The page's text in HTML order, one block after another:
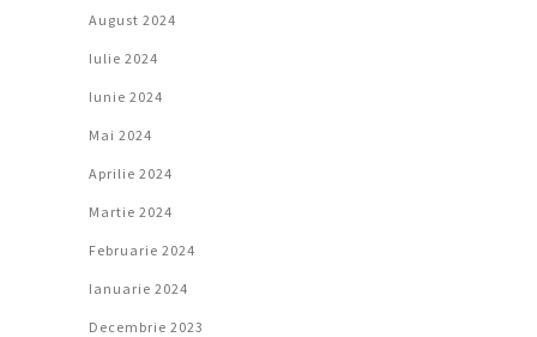
August 2024
Iulie 2024
Iunie 2024
Mai 2024
Aprilie 2024
Martie 2024
Februarie 2024
Ianuarie 2024
Decembrie 2023